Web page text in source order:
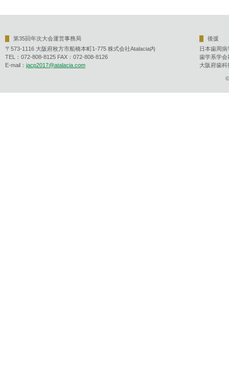
第35回年次大会運営事務局
〒573-1116 大阪府枚方市船橋本町1-775 株式会社Atalacia内
TEL：072-808-8125 FAX：072-808-8126
E-mail： jacp2017@atalacia.com
後援
日本歯周病
歯学系学会
大阪府歯科